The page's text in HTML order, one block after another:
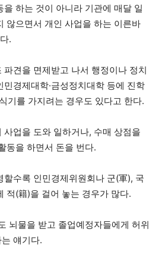
하는 것이 아니라 기관에 매달 일
않으면서 개인 사업을 하는 이른바
.
견을 면제받고 나서 행정이나 정치
경제대학·금성정치대학 등에 진학
기를 가지려는 경우도 있다고 한다.
업을 도와 일하거나, 수매 상점을
동을 하면서 돈을 번다.
할수록 인민경제위원회나 군(軍), 국
적(籍)을 걸어 놓는 경우가 많다.
뇌물을 받고 졸업예정자들에게 허위
얘기다.